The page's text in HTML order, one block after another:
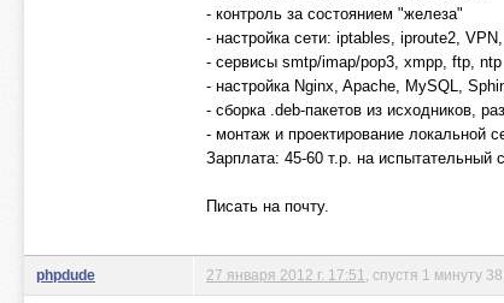
- контроль за состоянием "железа"
- настройка сети: iptables, iproute2,
- сервисы smtp/imap/pop3, xmpp, ftp, ntp
- настройка Nginx, Apache, MySQL,
- сборка .deb-пакетов из исходников,
- монтаж и проектирование локальной
Зарплата: 45-60 т.р. на испытательный
Писать на почту.
phpdude 27 января 2012 г. 17:51 , спустя 1 минуту